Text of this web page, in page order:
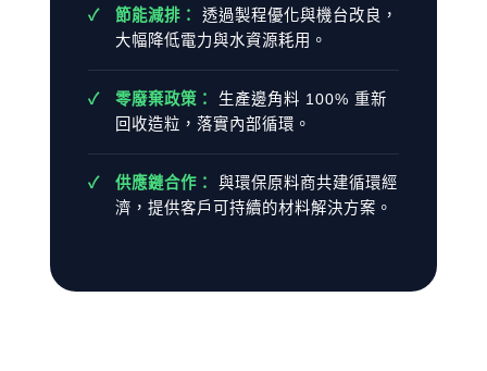
節能減排：
透過製程優化與機台改良，
大幅降低電力與水資源耗用。
零廢棄政策：
生產邊角料 100% 重新
回收造粒，落實內部循環。
供應鏈合作：
與環保原料商共建循環經
濟，提供客戶可持續的材料解決方案。